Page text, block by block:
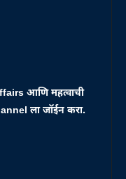
आणि महत्वाची
ला जॉईन करा.